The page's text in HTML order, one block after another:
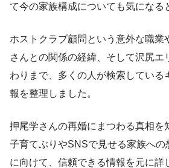
て今の家族構成についても気になる
ホストクラブ顧問という意外な職業
さんとの関係の経緯、そして沢尻エ
わりまで、多くの人が検索している
報を整理しました。
押尾学さんの再婚にまつわる真相を
子育てぶりやSNSで見せる家族への
に向けて、信頼できる情報を元に詳